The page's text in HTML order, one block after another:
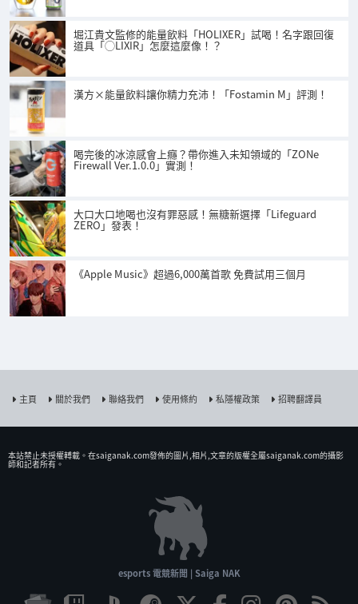
堀江貴文監修的能量飲料「HOLIXER」試喝！名字跟回復
道具「◯LIXIR」怎麼這麼像！？
漢方×能量飲料讓你精力充沛！「Fostamin M」評測！
喝完後的冰涼感會上癮？帶你進入未知領域的「ZONe
Firewall Ver.1.0.0」實測！
大口大口地喝也沒有罪惡感！無糖新選擇「Lifeguard
ZERO」發表！
《Apple Music》超過6,000萬首歌 免費試用三個月
主頁 關於我們 聯絡我們 使用條約 私隱權政策 招聘翻譯員
本站禁止未授權𨍭載。在saiganak.com發佈的圖片,相片,文章的版權全屬saiganak.com的攝影
師和記者所有。
esports 電競新聞 | Saiga NAK